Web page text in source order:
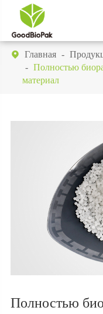
 Главная
Полностью
материал
Полностью